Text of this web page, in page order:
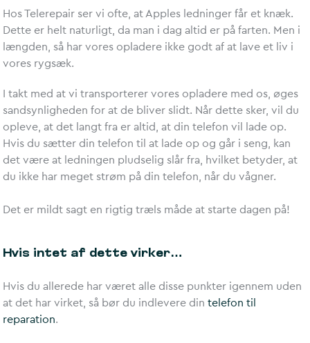
Hos Telerepair ser vi ofte, at Apples ledninger får et knæk.
Dette er helt naturligt, da man i dag altid er på farten. Men i
længden, så har vores opladere ikke godt af at lave et liv i
vores rygsæk.
I takt med at vi transporterer vores opladere med os, øges
sandsynligheden for at de bliver slidt. Når dette sker, vil du
opleve, at det langt fra er altid, at din telefon vil lade op.
Hvis du sætter din telefon til at lade op og går i seng, kan
det være at ledningen pludselig slår fra, hvilket betyder, at
du ikke har meget strøm på din telefon, når du vågner.
Det er mildt sagt en rigtig træls måde at starte dagen på!
Hvis intet af dette virker…
Hvis du allerede har været alle disse punkter igennem uden
at det har virket, så bør du indlevere din telefon til
reparation.